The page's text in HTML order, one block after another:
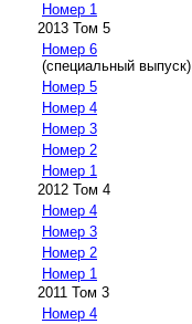
Номер 1
2013 Том 5
Номер 6
(специальный выпуск)
Номер 5
Номер 4
Номер 3
Номер 2
Номер 1
2012 Том 4
Номер 4
Номер 3
Номер 2
Номер 1
2011 Том 3
Номер 4